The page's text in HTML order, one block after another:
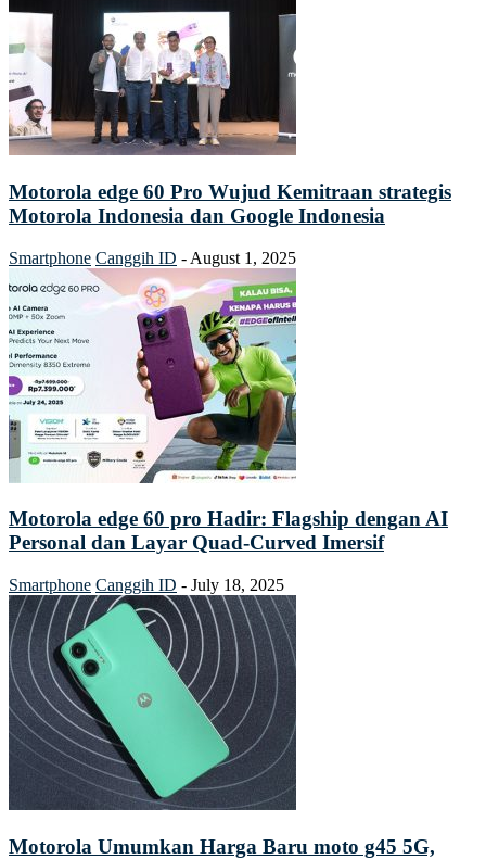
Motorola edge 60 Pro Wujud Kemitraan strategis
Motorola Indonesia dan Google Indonesia
Smartphone Canggih ID - August 1, 2025
Motorola edge 60 pro Hadir: Flagship dengan AI
Personal dan Layar Quad-Curved Imersif
Smartphone Canggih ID - July 18, 2025
Motorola Umumkan Harga Baru moto g45 5G,